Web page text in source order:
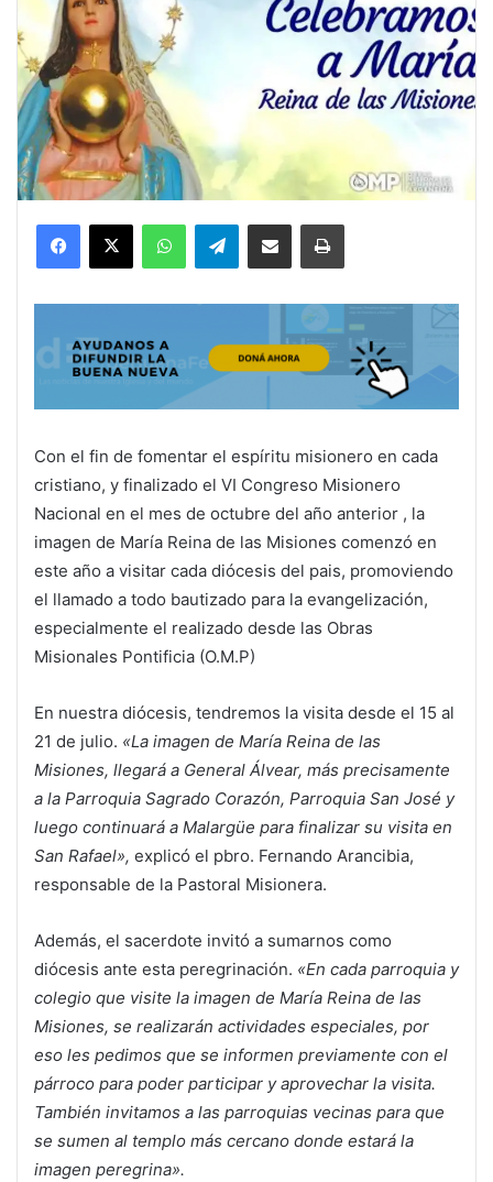
Telegram
Con el fin de fomentar el espíritu misionero en cada
cristiano, y finalizado el VI Congreso Misionero
Nacional en el mes de octubre del año anterior , la
imagen de María Reina de las Misiones comenzó en
este año a visitar cada diócesis del pais, promoviendo
el llamado a todo bautizado para la evangelización,
especialmente el realizado desde las Obras
Misionales Pontificia (O.M.P)
En nuestra diócesis, tendremos la visita desde el 15 al
21 de julio. «La imagen de María Reina de las
Misiones, llegará a General Álvear, más precisamente
a la Parroquia Sagrado Corazón, Parroquia San José y
luego continuará a Malargüe para finalizar su visita en
San Rafael», explicó el pbro. Fernando Arancibia,
responsable de la Pastoral Misionera.
Además, el sacerdote invitó a sumarnos como
diócesis ante esta peregrinación. «En cada parroquia y
colegio que visite la imagen de María Reina de las
Misiones, se realizarán actividades especiales, por
eso les pedimos que se informen previamente con el
párroco para poder participar y aprovechar la visita.
También invitamos a las parroquias vecinas para que
se sumen al templo más cercano donde estará la
imagen peregrina».